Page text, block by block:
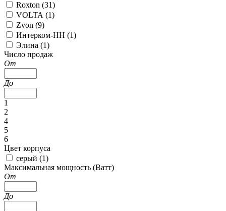
Roxton (31)
VOLTA (1)
Zvon (9)
Интерком-НН (1)
Элина (1)
Число продаж
От
До
1
2
4
5
6
Цвет корпуса
серый (1)
Максимальная мощность (Ватт)
От
До